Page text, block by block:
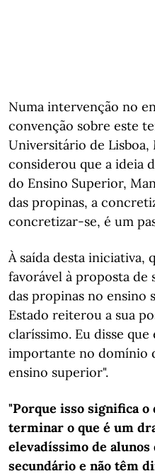
Numa intervenção no
convenção sobre este
Universitário de Lisboa,
considerou que a ideia
do Ensino Superior,
das propinas, a
concretizar-se, é um
À saída desta iniciativa,
favorável à proposta de
das propinas no ensino
Estado reiterou a sua
claríssimo. Eu disse
importante no domínio
ensino superior".
"Porque isso significa o
terminar o que é um
elevadíssimo de
secundário e não têm